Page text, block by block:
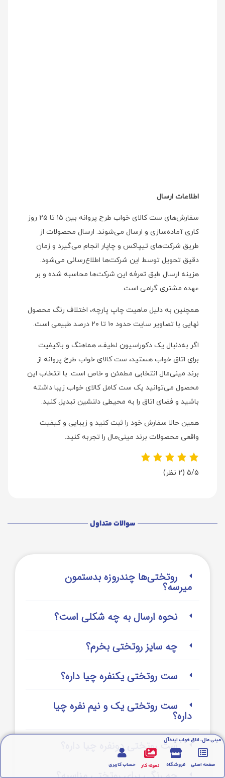
اطلاعات ارسال
سفارش‌های ست کالای خواب طرح پروانه بین ۱۵ تا ۲۵ روز
کاری آماده‌سازی و ارسال می‌شوند. ارسال محصولات از
طریق شرکت‌های تیپاکس و چاپار انجام می‌گیرد و زمان
دقیق تحویل توسط این شرکت‌ها اطلاع‌رسانی می‌شود.
هزینه ارسال طبق تعرفه این شرکت‌ها محاسبه شده و بر
عهده مشتری گرامی است.
همچنین به دلیل ماهیت چاپ پارچه، اختلاف رنگ محصول
نهایی با تصاویر سایت حدود ۱۰ تا ۲۰ درصد طبیعی است.
اگر به‌دنبال یک دکوراسیون لطیف، هماهنگ و باکیفیت
برای اتاق خواب هستید، ست کالای خواب طرح پروانه از
برند مینی‌مال انتخابی مطمئن و خاص است. با انتخاب این
محصول می‌توانید یک ست کامل کالای خواب زیبا داشته
باشید و فضای اتاق را به محیطی دلنشین تبدیل کنید.
همین حالا سفارش خود را ثبت کنید و زیبایی و کیفیت
واقعی محصولات برند مینی‌مال را تجربه کنید.
5/5 (2 نظر)
سوالات متداول
روتختی‌‌ها چندروزه بدستمون
میرسه؟
نحوه ارسال به چه شکلی است؟
چه سایز روتختی بخرم؟
ست روتختی یکنفره چیا داره؟
ست روتختی یک و نیم نفره چیا
داره؟
ست روتختی دونفره چیا داره؟مینی مال، اتاق خواب ایده‌آل
صفحه اصلی فروشگاه نمونه کار حساب کاربری